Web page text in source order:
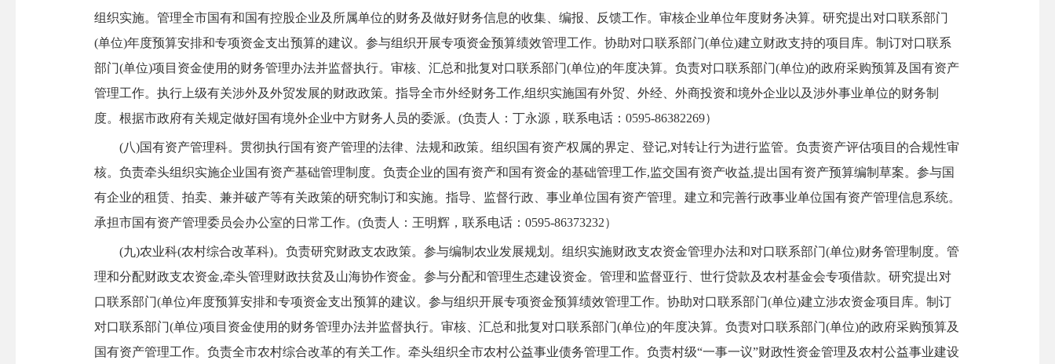
组织实施。管理全市国有和国有控股企业及所属单位的财务及做好财务信息的收集、编报、反馈工作。审核企业单位年度财务决算。研究提出对口联系部门
(单位)年度预算安排和专项资金支出预算的建议。参与组织开展专项资金预算绩效管理工作。协助对口联系部门(单位)建立财政支持的项目库。制订对口联系
部门(单位)项目资金使用的财务管理办法并监督执行。审核、汇总和批复对口联系部门(单位)的年度决算。负责对口联系部门(单位)的政府采购预算及国有资产
管理工作。执行上级有关涉外及外贸发展的财政政策。指导全市外经财务工作,组织实施国有外贸、外经、外商投资和境外企业以及涉外事业单位的财务制
度。根据市政府有关规定做好国有境外企业中方财务人员的委派。 (负责人：丁永源，联系电话：0595-86382269）
(八)国有资产管理科。贯彻执行国有资产管理的法律、法规和政策。组织国有资产权属的界定、登记,对转让行为进行监管。负责资产评估项目的合规性审
核。负责牵头组织实施企业国有资产基础管理制度。负责企业的国有资产和国有资金的基础管理工作,监交国有资产收益,提出国有资产预算编制草案。参与国
有企业的租赁、拍卖、兼并破产等有关政策的研究制订和实施。指导、监督行政、事业单位国有资产管理。建立和完善行政事业单位国有资产管理信息系统。
承担市国有资产管理委员会办公室的日常工作。 (负责人：王明辉，联系电话：0595-86373232）
(九)农业科(农村综合改革科)。负责研究财政支农政策。参与编制农业发展规划。组织实施财政支农资金管理办法和对口联系部门(单位)财务管理制度。管
理和分配财政支农资金,牵头管理财政扶贫及山海协作资金。参与分配和管理生态建设资金。管理和监督亚行、世行贷款及农村基金会专项借款。研究提出对
口联系部门(单位)年度预算安排和专项资金支出预算的建议。参与组织开展专项资金预算绩效管理工作。协助对口联系部门(单位)建立涉农资金项目库。制订
对口联系部门(单位)项目资金使用的财务管理办法并监督执行。审核、汇总和批复对口联系部门(单位)的年度决算。负责对口联系部门(单位)的政府采购预算及
国有资产管理工作。负责全市农村综合改革的有关工作。牵头组织全市农村公益事业债务管理工作。负责村级“一事一议”财政性资金管理及农村公益事业建设